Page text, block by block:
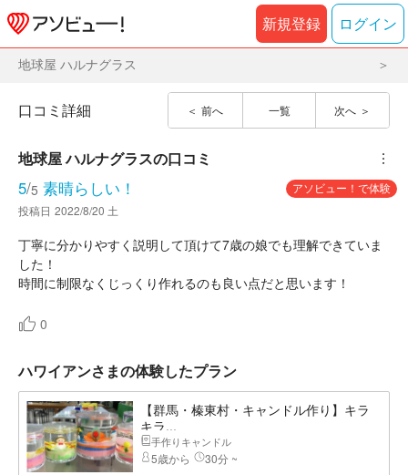
新規登録 ログイン
地球屋 ハルナグラス
前へ 一覧 次へ
口コミ詳細
地球屋 ハルナグラスの口コミ ︙
5/5 素晴らしい！
アソビュー！で体験
投稿日 2022/8/20 土
丁寧に分かりやすく説明して頂けて7歳の娘でも理解できていま
した！
時間に制限なくじっくり作れるのも良い点だと思います！
0
ハワイアンさまの体験したプラン
【群馬・榛東村・キャンドル作り】キラ
キラ...
手作りキャンドル
5歳から 30分 ~